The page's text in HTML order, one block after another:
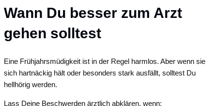
Wann Du besser zum Arzt
gehen solltest
Eine Frühjahrsmüdigkeit ist in der Regel harmlos. Aber wenn sie
sich hartnäckig hält oder besonders stark ausfällt, solltest Du
hellhörig werden.
Lass Deine Beschwerden ärztlich abklären, wenn: